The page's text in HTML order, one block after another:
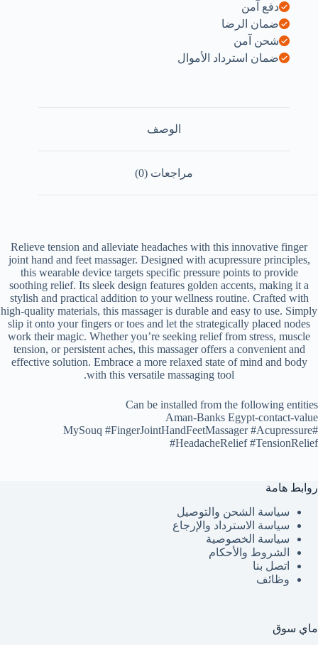
دفع آمن
ضمان الرضا
شحن آمن
ضمان استرداد الأموال
الوصف
مراجعات (0)
Relieve tension and alleviate headaches with this innovative finger
joint hand and feet massager. Designed with acupressure principles,
this wearable device targets specific pressure points to provide
soothing relief. Its sleek design features golden accents, making it a
stylish and practical addition to your wellness routine. Crafted with
high-quality materials, this massager is durable and easy to use. Simply
slip it onto your fingers or toes and let the strategically placed nodes
work their magic. Whether you’re seeking relief from stress, muscle
tension, or persistent aches, this massager offers a convenient and
effective solution. Embrace a more relaxed state of mind and body
with this versatile massaging tool.
Can be installed from the following entities
Aman-Banks Egypt-contact-value
#MySouq #FingerJointHandFeetMassager #Acupressure
#HeadacheRelief #TensionRelief
روابط هامة
سياسة الشحن والتوصيل
سياسة الاسترداد والإرجاع
سياسة الخصوصية
الشروط والأحكام
اتصل بنا
وظائف
ماي سوق